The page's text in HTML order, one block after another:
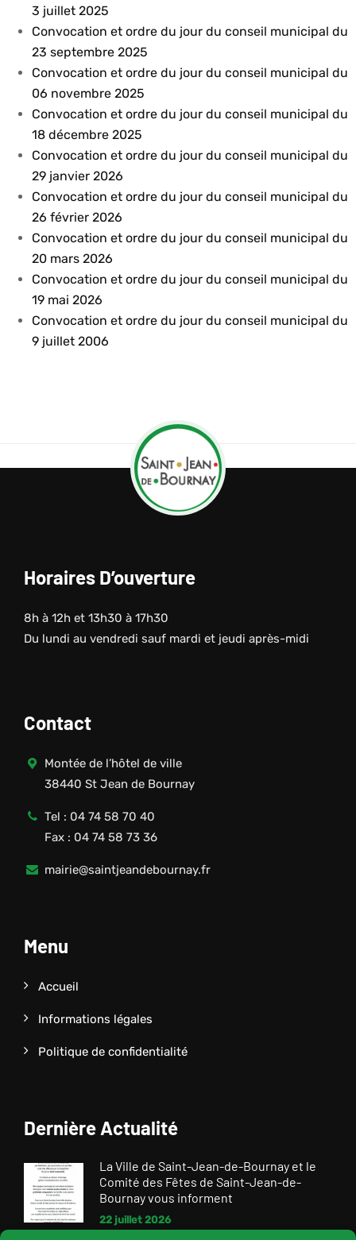
3 juillet 2025
Convocation et ordre du jour du conseil municipal du
23 septembre 2025
Convocation et ordre du jour du conseil municipal du
06 novembre 2025
Convocation et ordre du jour du conseil municipal du
18 décembre 2025
Convocation et ordre du jour du conseil municipal du
29 janvier 2026
Convocation et ordre du jour du conseil municipal du
26 février 2026
Convocation et ordre du jour du conseil municipal du
20 mars 2026
Convocation et ordre du jour du conseil municipal du
19 mai 2026
Convocation et ordre du jour du conseil municipal du
9 juillet 2006
Horaires D’ouverture
8h à 12h et 13h30 à 17h30
Du lundi au vendredi sauf mardi et jeudi après-midi
Contact
Montée de l’hôtel de ville
38440 St Jean de Bournay
Tel : 04 74 58 70 40
Fax : 04 74 58 73 36
mairie@saintjeandebournay.fr
Menu
Accueil
Informations légales
Politique de confidentialité
Dernière Actualité
La Ville de Saint-Jean-de-Bournay et le
Comité des Fêtes de Saint-Jean-de-
Bournay vous informent
22 juillet 2026